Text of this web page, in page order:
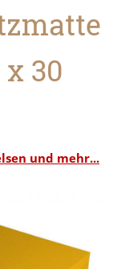
x 30
und mehr...